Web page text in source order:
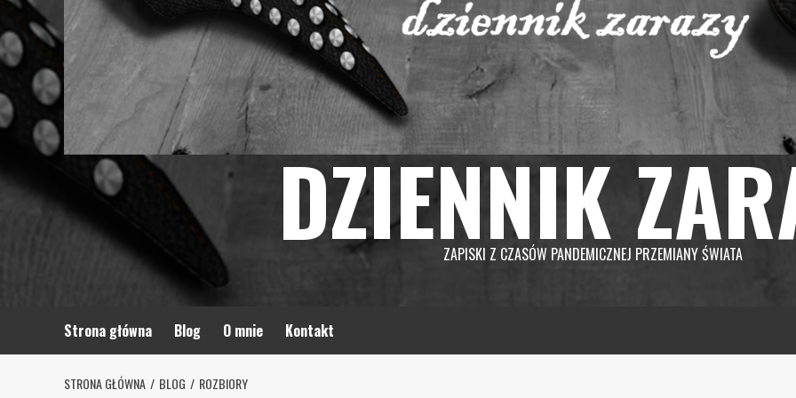
DZIENNIK
ZAPISKI Z CZASÓW PANDEMICZNEJ PRZEMIANY ŚWIATA
Strona główna Blog O mnie Kontakt
STRONA GŁÓWNA BLOG ROZBIORY